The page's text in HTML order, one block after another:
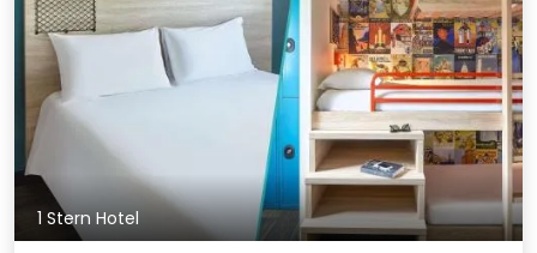
1 Stern Hotel